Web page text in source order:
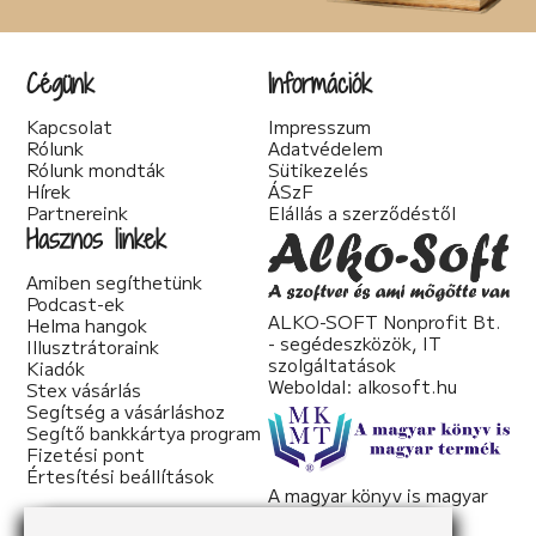
Teológia (2)
Történelmi (25)
Urban Fantasy (3)
Válogatott írások (22)
woman's fiction (2)
young adult (2)
Cégünk
Kapcsolat
Rólunk
Rólunk mondták
Hírek
Partnereink
Információk
Impresszum
Adatvédelem
Sütikezelés
ÁSzF
Elállás a szerződéstől
Hasznos linkek
Amiben segíthetünk
Podcast-ek
Helma hangok
Illusztrátoraink
Kiadók
Stex vásárlás
Segítség a vásárláshoz
Segítő bankkártya program
Fizetési pont
Értesítési beállítások
ALKO-SOFT Nonprofit Bt.
- segédeszközök, IT
szolgáltatások
Weboldal: alkosoft.hu
A magyar könyv is magyar
termék